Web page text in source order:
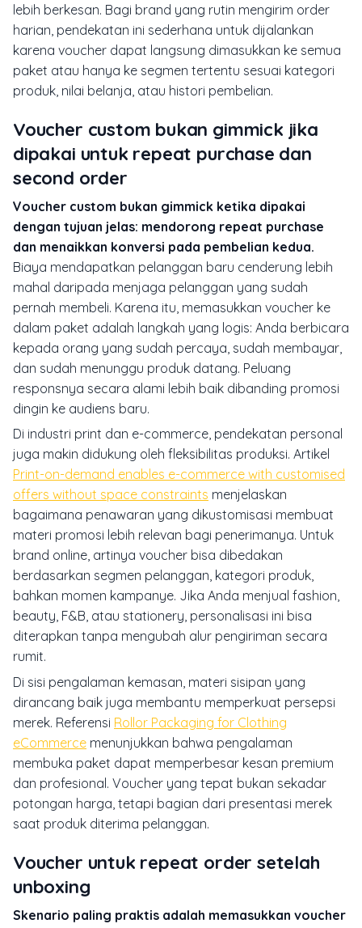
lebih berkesan. Bagi brand yang rutin mengirim order
harian, pendekatan ini sederhana untuk dijalankan
karena voucher dapat langsung dimasukkan ke semua
paket atau hanya ke segmen tertentu sesuai kategori
produk, nilai belanja, atau histori pembelian.
Voucher custom bukan gimmick jika
dipakai untuk repeat purchase dan
second order
Voucher custom bukan gimmick ketika dipakai
dengan tujuan jelas: mendorong repeat purchase
dan menaikkan konversi pada pembelian kedua.
Biaya mendapatkan pelanggan baru cenderung lebih
mahal daripada menjaga pelanggan yang sudah
pernah membeli. Karena itu, memasukkan voucher ke
dalam paket adalah langkah yang logis: Anda berbicara
kepada orang yang sudah percaya, sudah membayar,
dan sudah menunggu produk datang. Peluang
responsnya secara alami lebih baik dibanding promosi
dingin ke audiens baru.
Di industri print dan e-commerce, pendekatan personal
juga makin didukung oleh fleksibilitas produksi. Artikel
Print-on-demand enables e-commerce with customised
offers without space constraints menjelaskan
bagaimana penawaran yang dikustomisasi membuat
materi promosi lebih relevan bagi penerimanya. Untuk
brand online, artinya voucher bisa dibedakan
berdasarkan segmen pelanggan, kategori produk,
bahkan momen kampanye. Jika Anda menjual fashion,
beauty, F&B, atau stationery, personalisasi ini bisa
diterapkan tanpa mengubah alur pengiriman secara
rumit.
Di sisi pengalaman kemasan, materi sisipan yang
dirancang baik juga membantu memperkuat persepsi
merek. Referensi Rollor Packaging for Clothing
eCommerce menunjukkan bahwa pengalaman
membuka paket dapat memperbesar kesan premium
dan profesional. Voucher yang tepat bukan sekadar
potongan harga, tetapi bagian dari presentasi merek
saat produk diterima pelanggan.
Voucher untuk repeat order setelah
unboxing
Skenario paling praktis adalah memasukkan voucher